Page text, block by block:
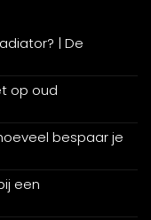
| De
op oud
bespaar je
een